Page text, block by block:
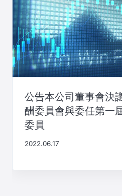
公告本公司董事會決
酬委員會與委任第一
委員
2022.06.17